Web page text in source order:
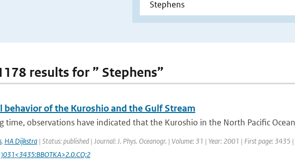
results for ” Stephens”
behavior of the Kuroshio and the Gulf Stream
time, observations have indicated that the Kuroshio in the North Pacific
, HA Dijkstra| Status: published | Journal: J. Phys. Oceanogr. | Volume: 31 | Year: 2001 | First page: 3435